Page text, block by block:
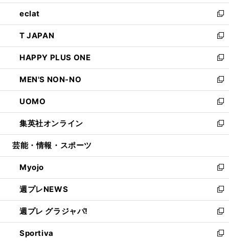
開
く
ウ
で
開
く
ン
ド
ウ
で
開
く
ウ
ィ
ン
ド
ウ
で
開
く
し
い
ウ
ィ
ン
ド
ウ
で
開
く
eclat
新
し
い
ウ
ィ
ン
ド
ウ
で
開
く
T JAPAN
新
し
い
ウ
ィ
ン
ド
ウ
で
開
HAPPY PLUS ONE
新
し
い
ウ
ィ
ン
ド
ウ
開
く
MEN'S NON-NO
新
し
い
ウ
ィ
ン
ウ
で
開
く
UOMO
新
し
い
ウ
ン
ド
ウ
で
開
く
集英社オンライン
新
し
ウ
ィ
ン
ド
ウ
で
開
く
芸能・情報・スポーツ
Myojo
新
し
い
ウ
ィ
ン
ド
週プレNEWS
新
し
い
ウ
ィ
週プレ グラジャパ!
新
し
い
Sportiva
新